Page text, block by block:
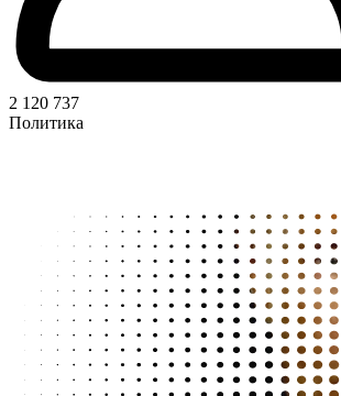
2 120 737
Политика